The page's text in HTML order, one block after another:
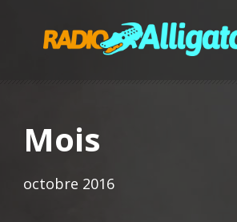
Mois
octobre 2016